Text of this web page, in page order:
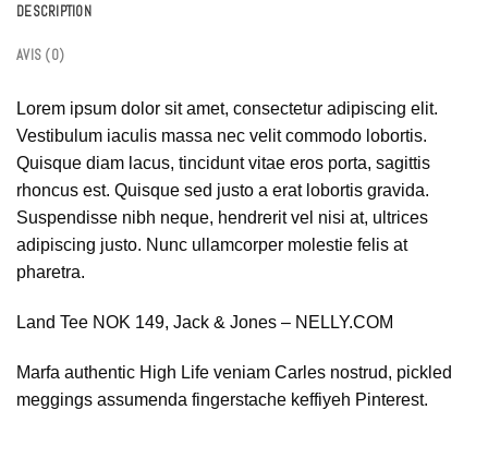
DESCRIPTION
AVIS (0)
Lorem ipsum dolor sit amet, consectetur adipiscing elit.
Vestibulum iaculis massa nec velit commodo lobortis.
Quisque diam lacus, tincidunt vitae eros porta, sagittis
rhoncus est. Quisque sed justo a erat lobortis gravida.
Suspendisse nibh neque, hendrerit vel nisi at, ultrices
adipiscing justo. Nunc ullamcorper molestie felis at
pharetra.
Land Tee NOK 149, Jack & Jones – NELLY.COM
Marfa authentic High Life veniam Carles nostrud, pickled
meggings assumenda fingerstache keffiyeh Pinterest.